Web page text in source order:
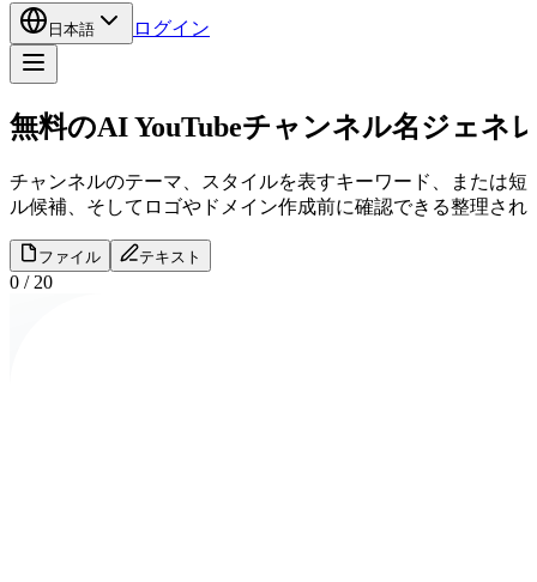
日本語 ログイン
無料のAI YouTubeチャンネル名ジェネ
チャンネルのテーマ、スタイルを表すキーワード、または短
ル候補、そしてロゴやドメイン作成前に確認できる整理され
ファイル テキスト
0 / 20